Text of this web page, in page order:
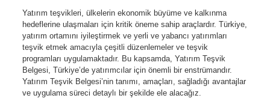
Yatırım teşvikleri, ülkelerin ekonomik büyüme ve kalkınma
hedeflerine ulaşmaları için kritik öneme sahip araçlardır. Türkiye,
yatırım ortamını iyileştirmek ve yerli ve yabancı yatırımları
teşvik etmek amacıyla çeşitli düzenlemeler ve teşvik
programları uygulamaktadır. Bu kapsamda, Yatırım Teşvik
Belgesi, Türkiye’de yatırımcılar için önemli bir enstrümandır.
Yatırım Teşvik Belgesi’nin tanımı, amaçları, sağladığı avantajlar
ve uygulama süreci detaylı bir şekilde ele alacağız.